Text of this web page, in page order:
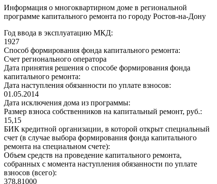
Информация о многоквартирном доме в региональной
программе капитального ремонта по городу Ростов-на-Дону
Год ввода в эксплуатацию МКД:
1927
Способ формирования фонда капитального ремонта:
Счет регионального оператора
Дата принятия решения о способе формирования фонда
капитального ремонта:
Дата наступления обязанности по уплате взносов:
01.05.2014
Дата исключения дома из программы:
Размер взноса собственников на капитальный ремонт, руб.:
15,15
БИК кредитной организации, в которой открыт специальный
счет (в случае выбора формирования фонда капитального
ремонта на специальном счете):
Объем средств на проведение капитального ремонта,
собранных с момента наступления обязанности по уплате
взносов (всего):
378,81000